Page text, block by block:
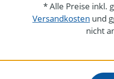
* Alle Preise inkl.
Versandkosten und
nicht